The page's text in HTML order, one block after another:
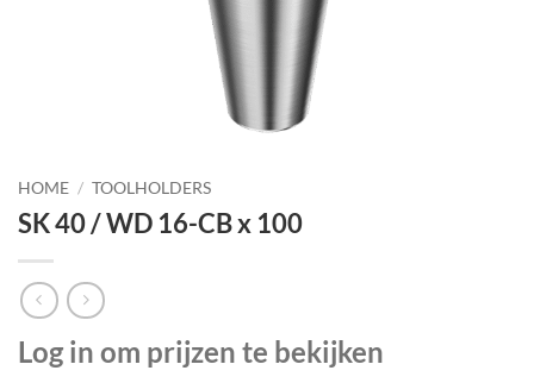
HOME / TOOLHOLDERS
SK 40 / WD 16-CB x 100
Log in om prijzen te bekijken